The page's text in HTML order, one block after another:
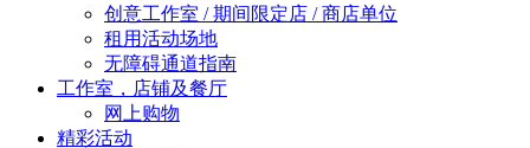
创意工作室 / 期间限定店 / 商店单位
租用活动场地
无障碍通道指南
工作室，店铺及餐厅
网上购物
精彩活动